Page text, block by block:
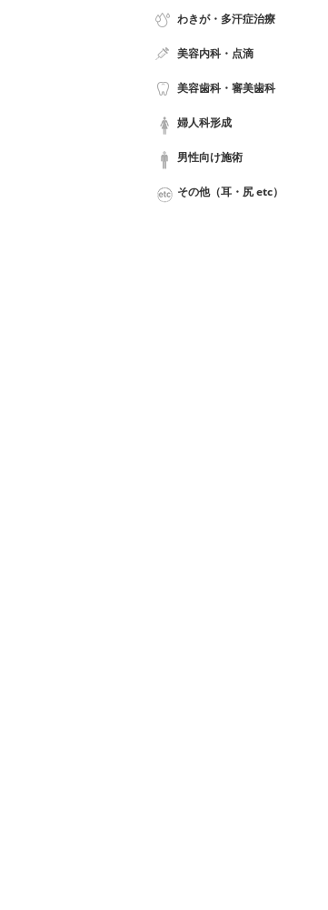
わきが・多汗症治療
美容内科・点滴
美容歯科・審美歯科
婦人科形成
男性向け施術
その他（耳・尻 etc）